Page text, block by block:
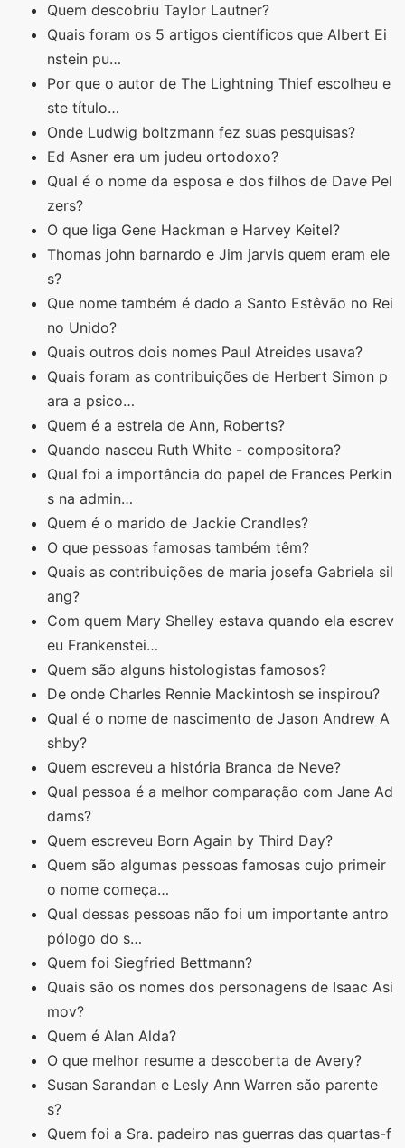
Quem descobriu Taylor Lautner?
Quais foram os 5 artigos científicos que Albert Ei
nstein pu…
Por que o autor de The Lightning Thief escolheu e
ste título…
Onde Ludwig boltzmann fez suas pesquisas?
Ed Asner era um judeu ortodoxo?
Qual é o nome da esposa e dos filhos de Dave Pel
zers?
O que liga Gene Hackman e Harvey Keitel?
Thomas john barnardo e Jim jarvis quem eram ele
s?
Que nome também é dado a Santo Estêvão no Rei
no Unido?
Quais outros dois nomes Paul Atreides usava?
Quais foram as contribuições de Herbert Simon p
ara a psico…
Quem é a estrela de Ann, Roberts?
Quando nasceu Ruth White - compositora?
Qual foi a importância do papel de Frances Perkin
s na admin…
Quem é o marido de Jackie Crandles?
O que pessoas famosas também têm?
Quais as contribuições de maria josefa Gabriela sil
ang?
Com quem Mary Shelley estava quando ela escrev
eu Frankenstei…
Quem são alguns histologistas famosos?
De onde Charles Rennie Mackintosh se inspirou?
Qual é o nome de nascimento de Jason Andrew A
shby?
Quem escreveu a história Branca de Neve?
Qual pessoa é a melhor comparação com Jane Ad
dams?
Quem escreveu Born Again by Third Day?
Quem são algumas pessoas famosas cujo primeir
o nome começa…
Qual dessas pessoas não foi um importante antro
pólogo do s…
Quem foi Siegfried Bettmann?
Quais são os nomes dos personagens de Isaac Asi
mov?
Quem é Alan Alda?
O que melhor resume a descoberta de Avery?
Susan Sarandan e Lesly Ann Warren são parente
s?
Quem foi a Sra. padeiro nas guerras das quartas-f